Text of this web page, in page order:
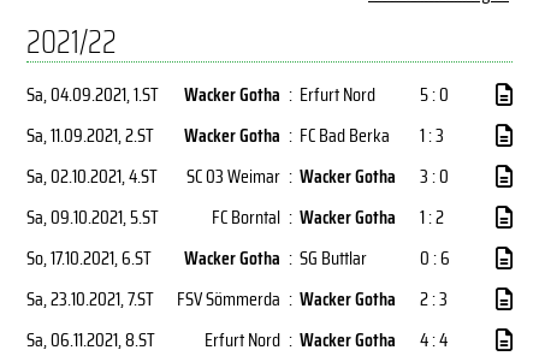
2021/22
Sa, 04.09.2021, 1.ST Wacker Gotha : Erfurt Nord
5 : 0
Sa, 11.09.2021, 2.ST Wacker Gotha : FC Bad Berka
1 : 3
Sa, 02.10.2021, 4.ST SC 03 Weimar : Wacker Gotha
3 : 0
Sa, 09.10.2021, 5.ST FC Borntal : Wacker Gotha
1 : 2
So, 17.10.2021, 6.ST Wacker Gotha : SG Buttlar
0 : 6
Sa, 23.10.2021, 7.ST FSV Sömmerda : Wacker Gotha
2 : 3
Sa, 06.11.2021, 8.ST Erfurt Nord : Wacker Gotha
4 : 4